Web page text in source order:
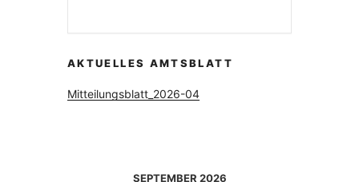
AKTUELLES AMTSBLATT
Mitteilungsblatt_2026-04
SEPTEMBER 2026